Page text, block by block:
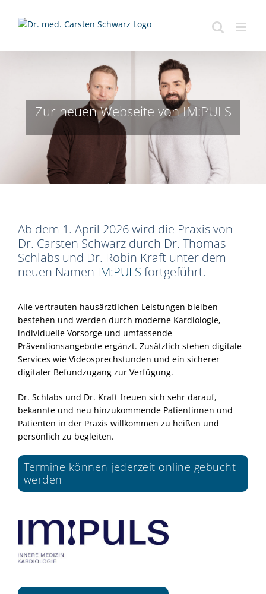
Inhalt
Zur neuen Webseite von IM:PULS
Ab dem 1. April 2026 wird die Praxis von
Dr. Carsten Schwarz durch Dr. Thomas
Schlabs und Dr. Robin Kraft unter dem
neuen Namen IM:PULS fortgeführt.
Alle vertrauten hausärztlichen Leistungen bleiben
bestehen und werden durch moderne Kardiologie,
individuelle Vorsorge und umfassende
Präventionsangebote ergänzt. Zusätzlich stehen digitale
Services wie Videosprechstunden und ein sicherer
digitaler Befundzugang zur Verfügung.
Dr. Schlabs und Dr. Kraft freuen sich sehr darauf,
bekannte und neu hinzukommende Patientinnen und
Patienten in der Praxis willkommen zu heißen und
persönlich zu begleiten.
Termine können jederzeit online gebucht
werden